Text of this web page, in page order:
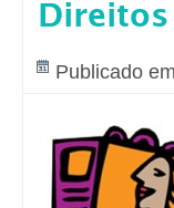
Publicado